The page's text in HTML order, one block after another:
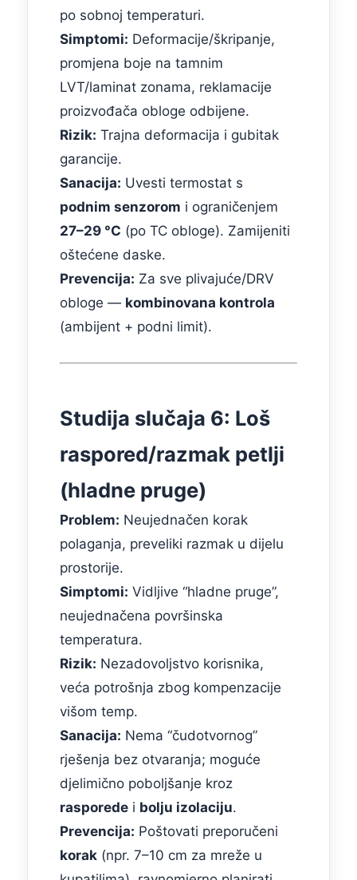
po sobnoj temperaturi.
Simptomi: Deformacije/škripanje,
promjena boje na tamnim
LVT/laminat zonama, reklamacije
proizvođača obloge odbijene.
Rizik: Trajna deformacija i gubitak
garancije.
Sanacija: Uvesti termostat s
podnim senzorom i ograničenjem
27–29 °C (po TC obloge). Zamijeniti
oštećene daske.
Prevencija: Za sve plivajuće/DRV
obloge — kombinovana kontrola
(ambijent + podni limit).
Studija slučaja 6: Loš
raspored/razmak petlji
(hladne pruge)
Problem: Neujednačen korak
polaganja, preveliki razmak u dijelu
prostorije.
Simptomi: Vidljive “hladne pruge”,
neujednačena površinska
temperatura.
Rizik: Nezadovoljstvo korisnika,
veća potrošnja zbog kompenzacije
višom temp.
Sanacija: Nema “čudotvornog”
rješenja bez otvaranja; moguće
djelimično poboljšanje kroz
rasporede i bolju izolaciju.
Prevencija: Poštovati preporučeni
korak (npr. 7–10 cm za mreže u